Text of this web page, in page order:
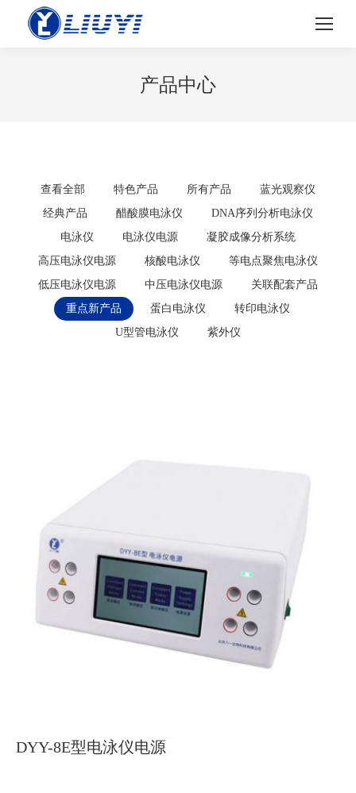
产品中心
查看全部 特色产品 所有产品
蓝光观察仪
经典产品
醋酸膜电泳仪
DNA序列分析电泳仪
电泳仪
电泳仪电源
凝胶成像分析系统
高压电泳仪电源
核酸电泳仪
等电点聚焦电泳仪
低压电泳仪电源
中压电泳仪电源
关联配套产品
重点新产品
蛋白电泳仪
转印电泳仪
U型管电泳仪
紫外仪
DYY-8E型电泳仪电源